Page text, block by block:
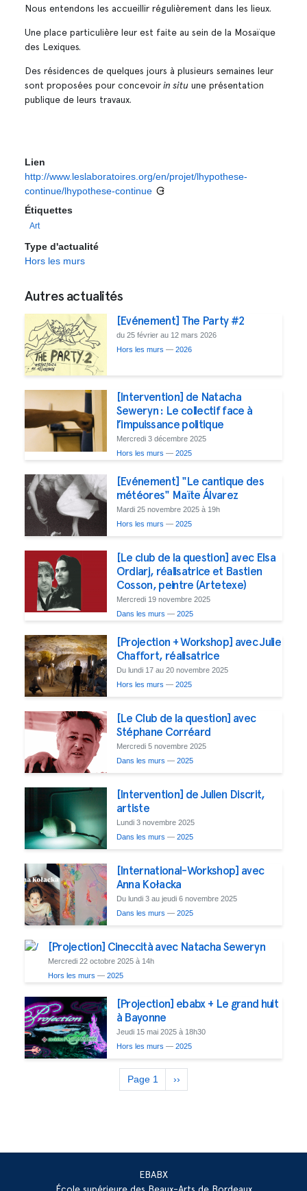
Nous entendons les accueillir régulièrement dans les lieux.
Une place particulière leur est faite au sein de la Mosaïque
des Lexiques.
Des résidences de quelques jours à plusieurs semaines leur
sont proposées pour concevoirin situune présentation
publique de leurs travaux.
Lien
http://www.leslaboratoires.org/en/projet/lhypothese-
continue/lhypothese-continue
Étiquettes
Art
Type d'actualité
Hors les murs
Autres actualités
[Evénement] The Party #2
du 25 février au 12 mars 2026
Hors les murs — 2026
[Intervention] de Natacha
Seweryn : Le collectif face à
l’impuissance politique
Mercredi 3 décembre 2025
Hors les murs — 2025
[Evénement] "Le cantique des
météores" Maïte Álvarez
Mardi 25 novembre 2025 à 19h
Hors les murs — 2025
[Le club de la question] avec Elsa
Ordiarj, réalisatrice et Bastien
Cosson, peintre (Artetexe)
Mercredi 19 novembre 2025
Dans les murs — 2025
[Projection + Workshop] avec Julie
Chaffort, réalisatrice
Du lundi 17 au 20 novembre 2025
Hors les murs — 2025
[Le Club de la question] avec
Stéphane Corréard
Mercredi 5 novembre 2025
Dans les murs — 2025
[Intervention] de Julien Discrit,
artiste
Lundi 3 novembre 2025
Dans les murs — 2025
[International-Workshop] avec
Anna Kołacka
Du lundi 3 au jeudi 6 novembre 2025
Dans les murs — 2025
[Projection] Cineccità avec Natacha Seweryn
Mercredi 22 octobre 2025 à 14h
Hors les murs — 2025
[Projection] ebabx + Le grand huit
à Bayonne
Jeudi 15 mai 2025 à 18h30
Hors les murs — 2025
Pagination
Page 1
Next
page
››
EBABX
École supérieure des Beaux-Arts de Bordeaux